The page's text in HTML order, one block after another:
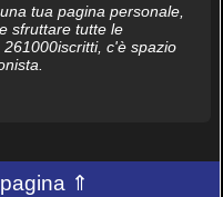
tua pagina personale,
sfruttare tutte le
c'è spazio
⇑